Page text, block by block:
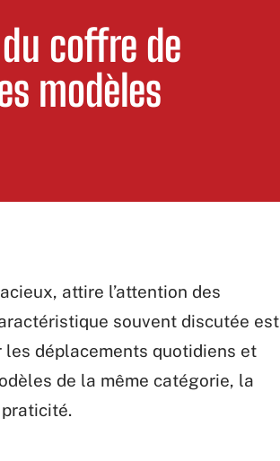
coffre de
modèles
attire l’attention des
souvent discutée est
déplacements quotidiens et
de la même catégorie, la